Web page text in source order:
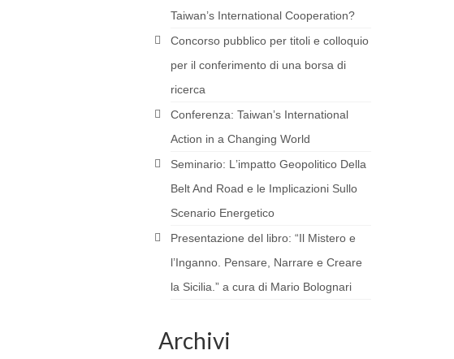
Taiwan’s International Cooperation?
Concorso pubblico per titoli e colloquio
per il conferimento di una borsa di
ricerca
Conferenza: Taiwanʼs International
Action in a Changing World
Seminario: Lʼimpatto Geopolitico Della
Belt And Road e le Implicazioni Sullo
Scenario Energetico
Presentazione del libro: “Il Mistero e
l’Inganno. Pensare, Narrare e Creare
la Sicilia.” a cura di Mario Bolognari
Archivi